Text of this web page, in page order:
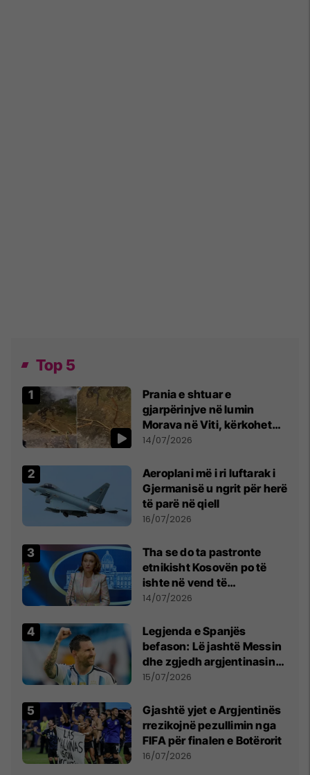
Top 5
Prania e shtuar e
gjarpërinjve në lumin
Morava në Viti, kërkohet
kujdes nga qytetarët
14/07/2026
Aeroplani më i ri luftarak i
Gjermanisë u ngrit për herë
të parë në qiell
16/07/2026
Tha se do ta pastronte
etnikisht Kosovën po të
ishte në vend të
Millosheviqit, Lëvizja e
kërkon shkarkimin e
menjëhershëm të
Snezhana Paunoviq
14/07/2026
Legjenda e Spanjës
befason: Lë jashtë Messin
dhe zgjedh argjentinasin
më të mirë në botë
15/07/2026
Gjashtë yjet e Argjentinës
rrezikojnë pezullimin nga
FIFA për finalen e Botërorit
16/07/2026